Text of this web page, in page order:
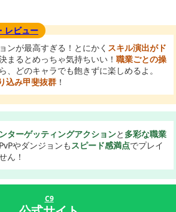
レビュー
ンが最高すぎる！とにかく スキル演出がド
まるとめっちゃ気持ちいい！ 職業ごとの操
、どのキャラでも飽きずに楽しめるよ。
込み甲斐抜群 ！
ターゲッティングアクションと 多彩な職業
やダンジョンもスピード感満点でプレイ
ん！
C9